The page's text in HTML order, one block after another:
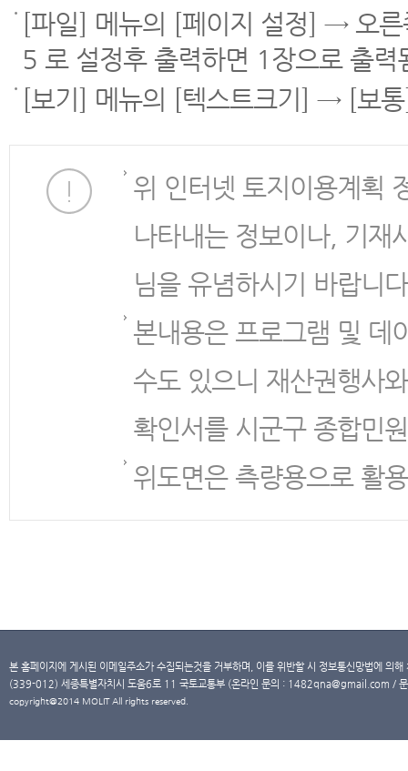
[파일] 메뉴의 [페이지 설정] → 오
5 로 설정후 출력하면 1장으로 출력
[보기] 메뉴의 [텍스트크기] → [보
위 인터넷 토지이용계획
나타내는 정보이나, 기재
님을 유념하시기 바랍니
본내용은 프로그램 및 데
수도 있으니 재산권행사
확인서를 시군구 종합민
위도면은 측량용으로 활
본 홈페이지에 게시된 이메일주소가 수집되는것을 거부하며, 이를 위반할 시 정보통신망법에 의
(339-012) 세종특별자치시 도움6로 11 국토교통부 (온라인 문의 : 1482qna@gmail.com /
copyright@2014 MOLIT All rights reserved.